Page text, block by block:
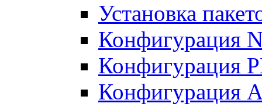
Установка
Конфигурация
Конфигурация
Конфигурация